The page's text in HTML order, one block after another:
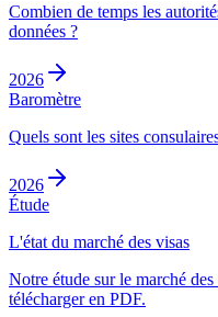
Combien de temps les
données ?
2026
Baromètre
Quels sont les sites
2026
Étude
L'état du marché des visas
Notre étude sur le marché
télécharger en PDF.